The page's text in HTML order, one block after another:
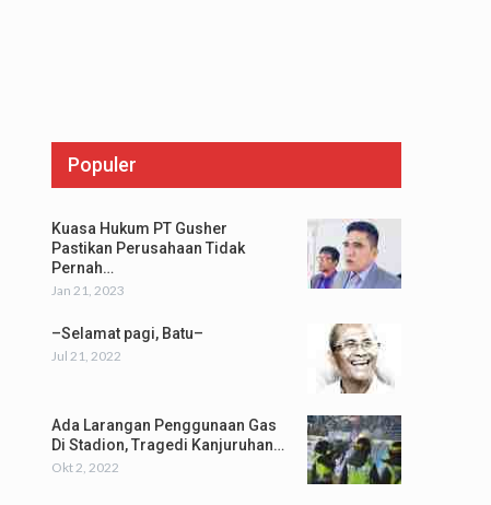
Populer
Kuasa Hukum PT Gusher
Pastikan Perusahaan Tidak
Pernah…
Jan 21, 2023
–Selamat pagi, Batu–
Jul 21, 2022
Ada Larangan Penggunaan Gas
Di Stadion, Tragedi Kanjuruhan…
Okt 2, 2022